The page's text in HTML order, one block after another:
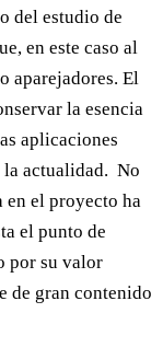
del estudio de
en este caso al
aparejadores. El
la esencia
aplicaciones
la actualidad. No
el proyecto ha
el punto de
por su valor
de gran contenido